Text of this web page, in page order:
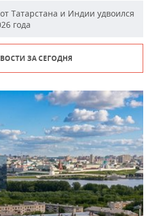
Татарстана и Индии удвоился
года
ЗА СЕГОДНЯ